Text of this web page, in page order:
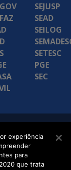
SEJUSP
SEAD
SEILOG
SETESC
PGE
SEC
experiência
para
que trata